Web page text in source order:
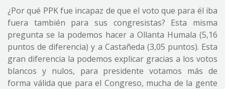
¿Por qué PPK fue incapaz de que el voto que para él iba
fuera también para sus congresistas? Esta misma
pregunta se la podemos hacer a Ollanta Humala (5,16
puntos de diferencia) y a Castañeda (3,05 puntos). Esta
gran diferencia la podemos explicar gracias a los votos
blancos y nulos, para presidente votamos más de
forma válida que para el Congreso, mucha de la gente